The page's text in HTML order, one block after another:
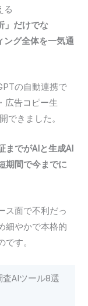
る
」だけでな
ング全体を一気通
の自動連携で
広告コピー生
できました。
でがAIと生成AI
期間で今までに
ス面で不利だっ
細やかで本格的
す。
査AIツール8選